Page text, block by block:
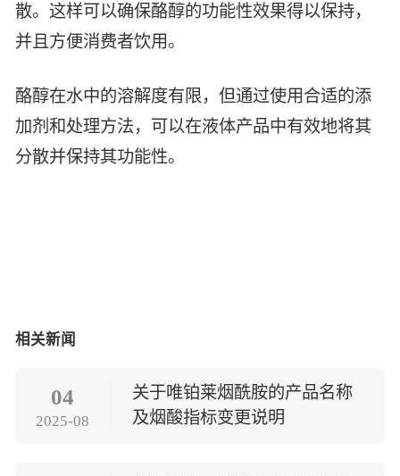
散。这样可以确保酪醇的功能性效果得以保持，
并且方便消费者饮用。
酪醇在水中的溶解度有限，但通过使用合适的添
加剂和处理方法，可以在液体产品中有效地将其
分散并保持其功能性。
相关新闻
04
2025-08
关于唯铂莱烟酰胺的产品名称
及烟酸指标变更说明